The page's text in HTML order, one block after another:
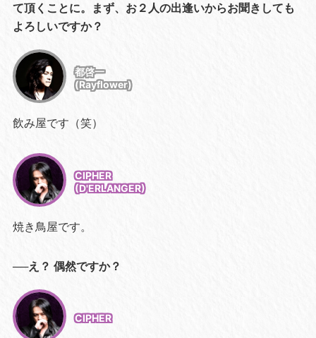
て頂くことに。まず、お２人の出逢いからお聞きしても
よろしいですか？
都啓一
(Rayflower)
飲み屋です（笑）
CIPHER
(D'ERLANGER)
焼き鳥屋です。
──え？ 偶然ですか？
CIPHER